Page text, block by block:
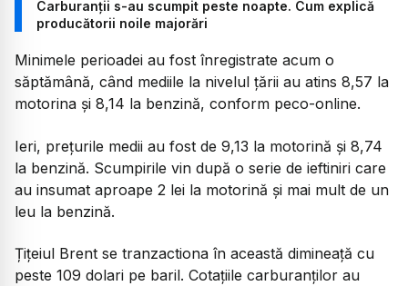
Carburanții s-au scumpit peste noapte. Cum explică
producătorii noile majorări
Minimele perioadei au fost înregistrate acum o
săptămână, când mediile la nivelul țării au atins 8,57 la
motorina și 8,14 la benzină, conform peco-online.
Ieri, prețurile medii au fost de 9,13 la motorină și 8,74
la benzină. Scumpirile vin după o serie de ieftiniri care
au insumat aproape 2 lei la motorină și mai mult de un
leu la benzină.
Țițeiul Brent se tranzactiona în această dimineață cu
peste 109 dolari pe baril. Cotațiile carburanților au